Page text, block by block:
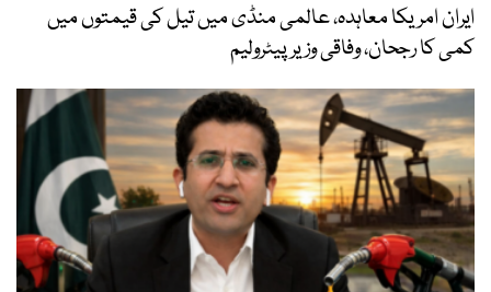
ایران امریکا معاہدہ، عالمی منڈی میں تیل کی قیمتوں میں
کمی کا رجحان، وفاقی وزیر پیٹرولیم